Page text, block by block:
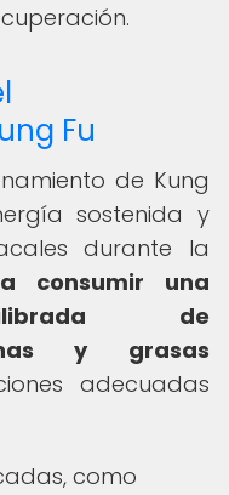
Fu
de Kung
sostenida y
durante la
consumir una
de
y grasas
adecuadas
como